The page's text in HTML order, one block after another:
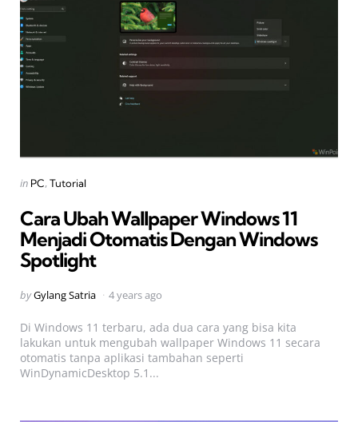
Categories
Posted
in PC Tutorial
Cara Ubah Wallpaper Windows 11
Menjadi Otomatis Dengan Windows
Spotlight
Posted
byGylang Satria 4 years ago
Di Windows 11 terbaru, ada dua cara yang bisa kita
lakukan untuk mengubah wallpaper Windows 11 secara
otomatis tanpa aplikasi tambahan seperti
WinDynamicDesktop 5.1...